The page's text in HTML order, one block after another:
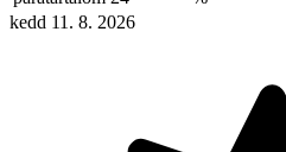
kedd 11. 8. 2026